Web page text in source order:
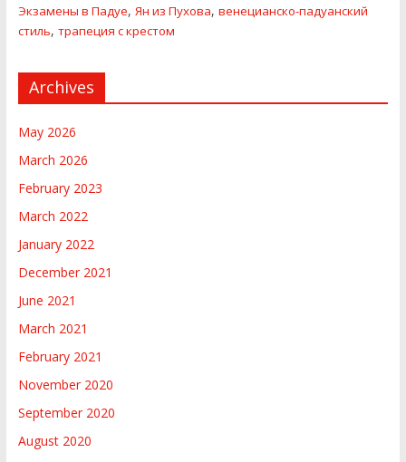
Экзамены в Падуе, Ян из Пухова, венецианско-падуанский
стиль, трапеция с крестом
Archives
May 2026
March 2026
February 2023
March 2022
January 2022
December 2021
June 2021
March 2021
February 2021
November 2020
September 2020
August 2020